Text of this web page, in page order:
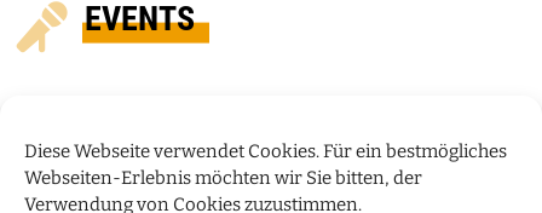
Diese Webseite verwendet Cookies. Für ein bestmögliches
Webseiten-Erlebnis möchten wir Sie bitten, der
Verwendung von Cookies zuzustimmen.
EVENTS